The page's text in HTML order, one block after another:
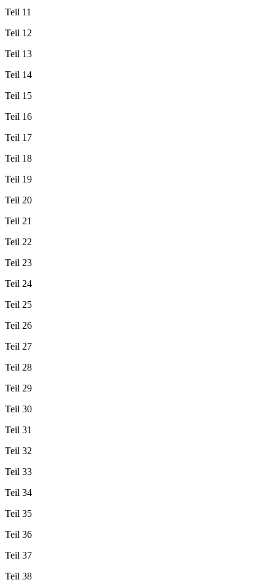
Teil 11
Teil 12
Teil 13
Teil 14
Teil 15
Teil 16
Teil 17
Teil 18
Teil 19
Teil 20
Teil 21
Teil 22
Teil 23
Teil 24
Teil 25
Teil 26
Teil 27
Teil 28
Teil 29
Teil 30
Teil 31
Teil 32
Teil 33
Teil 34
Teil 35
Teil 36
Teil 37
Teil 38